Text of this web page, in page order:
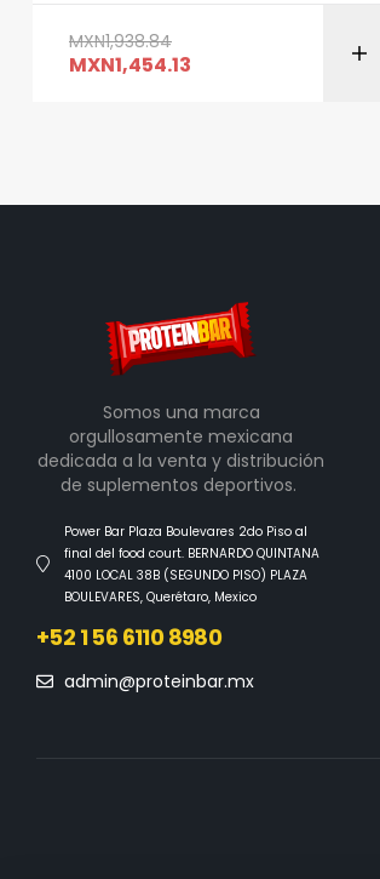
MXN1,938.84
MXN1,454.13
Somos una marca
orgullosamente mexicana
dedicada a la venta y distribución
de suplementos deportivos.
Power Bar Plaza Boulevares 2do Piso al
final del food court. BERNARDO QUINTANA
4100 LOCAL 38B (SEGUNDO PISO) PLAZA
BOULEVARES, Querétaro, Mexico
+52 1 56 6110 8980
admin@proteinbar.mx